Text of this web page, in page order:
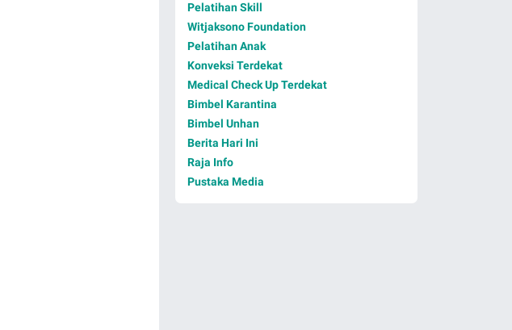
Pelatihan Skill
Witjaksono Foundation
Pelatihan Anak
Konveksi Terdekat
Medical Check Up Terdekat
Bimbel Karantina
Bimbel Unhan
Berita Hari Ini
Raja Info
Pustaka Media